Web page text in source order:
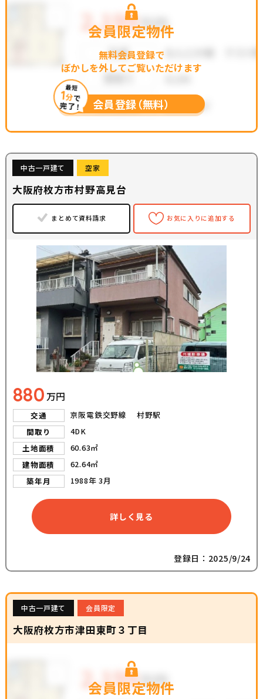
会員限定物件
無料会員登録で
ぼかしを外してご覧いただけます
最短
1分で
完了！ 会員登録（無料）
中古一戸建て 空家
大阪府枚方市村野高見台
まとめて資料請求 お気に入りに追加する
880万円
交通
京阪電鉄交野線 村野駅
間取り
4DK
土地面積
60.63㎡
建物面積
62.64㎡
築年月
1988年 3月
詳しく見る
登録日：2025/9/24
中古一戸建て 会員限定
大阪府枚方市津田東町３丁目
会員限定物件